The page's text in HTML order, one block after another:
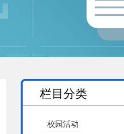
栏目分类
校园活动